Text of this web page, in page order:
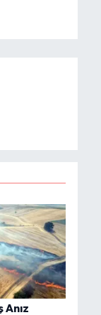
Anız